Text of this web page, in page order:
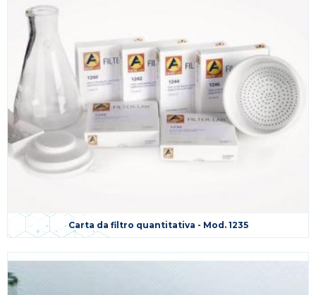
Carta da filtro quantitativa - Mod. 1235